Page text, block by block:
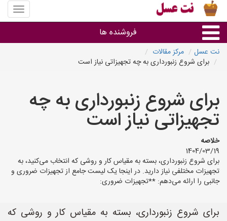
منوی
سایت
عسل
فروشنده ها
گروه ها
استان ها
نت عسل
مرکز مقالات
برای شروع زنبورداری به چه تجهیزاتی نیاز است
برای شروع زنبورداری به چه
تجهیزاتی نیاز است
خلاصه
1404/03/19
برای شروع زنبورداری، بسته به مقیاس کار و روشی که انتخاب می‌کنید، به
تجهیزات مختلفی نیاز دارید. در اینجا یک لیست جامع از تجهیزات ضروری و
جانبی را ارائه می‌دهم: **تجهیزات ضروری:
برای شروع زنبورداری، بسته به مقیاس کار و روشی که